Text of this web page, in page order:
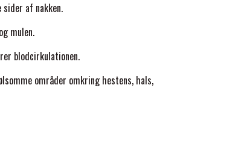
af nakken.
mulen.
blodcirkulationen.
områder omkring hestens, hals,